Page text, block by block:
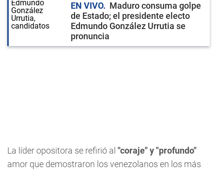
EN VIVO
Maduro consuma golpe
de Estado; el presidente electo
Edmundo González Urrutia se
pronuncia
La líder opositora se refirió al "coraje" y "profundo"
amor que demostraron los venezolanos en los más